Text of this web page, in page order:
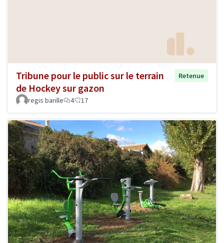
Tribune pour le public sur le terrain
de Hockey sur gazon
Retenue
regis barille 4 17